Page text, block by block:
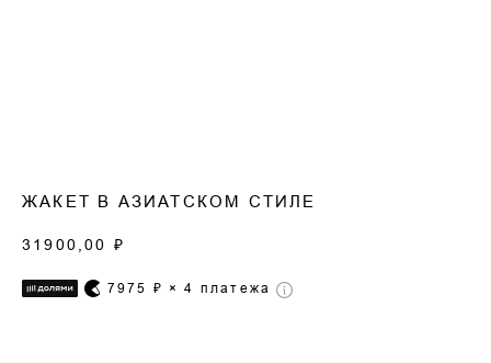
ЖАКЕТ В АЗИАТСКОМ СТИЛЕ
31900,00 ₽
7975 ₽ × 4 платежа